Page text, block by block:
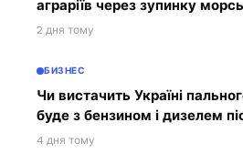
аграріїв через зупинку
2 дня тому
БИЗНЕС
Чи вистачить Україні
буде з бензином і дизелем
4 дня тому